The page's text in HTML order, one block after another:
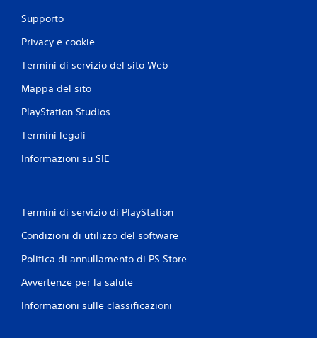
Supporto
Privacy e cookie
Termini di servizio del sito Web
Mappa del sito
PlayStation Studios
Termini legali
Informazioni su SIE
Termini di servizio di PlayStation
Condizioni di utilizzo del software
Politica di annullamento di PS Store
Avvertenze per la salute
Informazioni sulle classificazioni